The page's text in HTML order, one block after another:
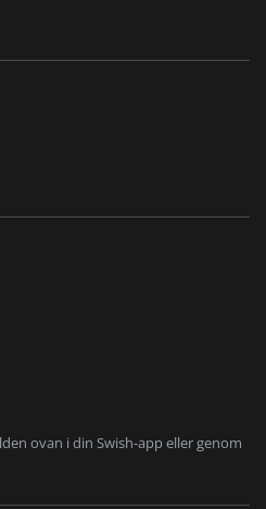
ovan i din Swish-app eller genom